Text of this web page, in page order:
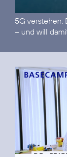
5G verstehen:
– und will